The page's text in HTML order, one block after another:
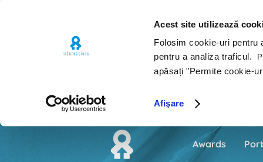
Acest site utilizează
Folosim cookie-uri pentru
pentru a analiza traficul.
apăsați "Permite cookie-
Afişare
Awards